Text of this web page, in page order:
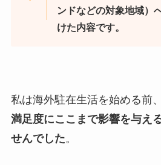
ンドなどの対象地域）
けた内容です。
私は海外駐在生活を始める前、
満足度にここまで影響を与え
せんでした。